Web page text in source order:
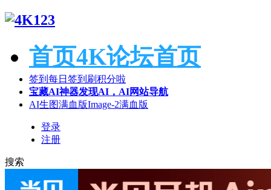
首页4K论坛首页
签到 每日签到刷积分啦
宝藏AI神器发现AI，AI网站导航
AI生图满血版Image-2满血版
登录
注册
搜索